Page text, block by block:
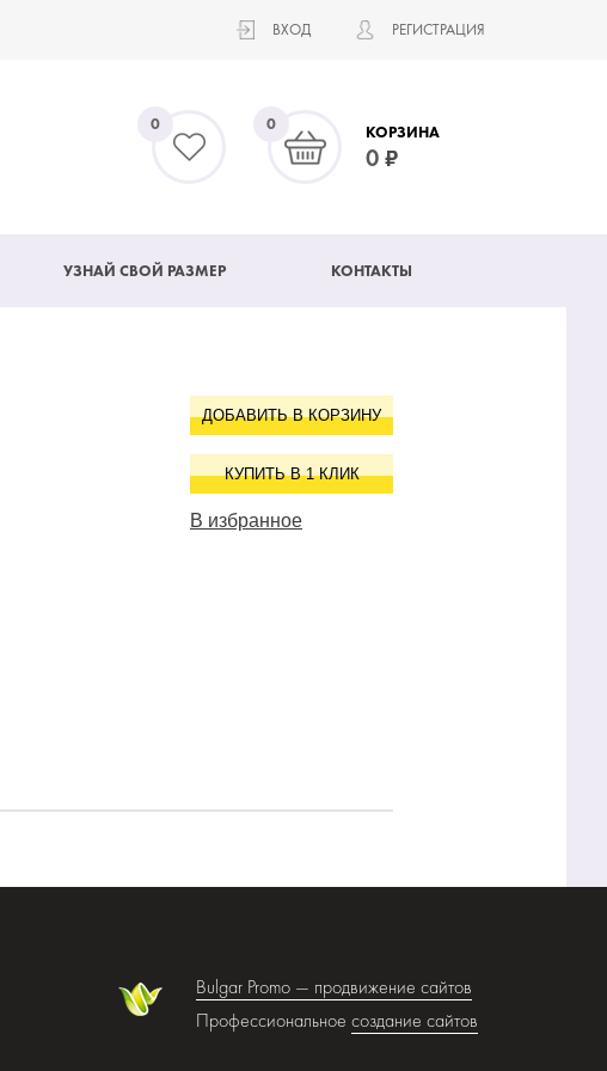
ВХОД РЕГИСТРАЦИЯ
0 0 КОРЗИНА
0
УЗНАЙ СВОЙ РАЗМЕР КОНТАКТЫ
ДОБАВИТЬ В КОРЗИНУ
КУПИТЬ В 1 КЛИК
В избранное
Bulgar Promo — продвижение сайтов
Профессиональное создание сайтов